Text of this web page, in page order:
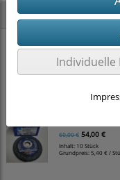
1x PFERD
10,00 €8,00 €
Inhalt: 10 Stück
60,00 € 54,00 €
Inhalt: 10 Stück
Grundpreis:5,40 € /
Individuelle